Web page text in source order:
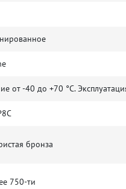
от -40 до +70 °C.
бронза
750-ти